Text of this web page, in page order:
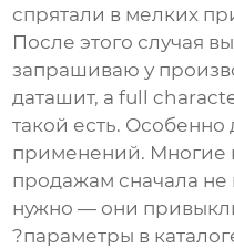
спрятали в мелких
После этого случая
запрашиваю у
даташит, а full
такой есть.
применений. Многие
продажам сначала не
нужно — они
?параметры в